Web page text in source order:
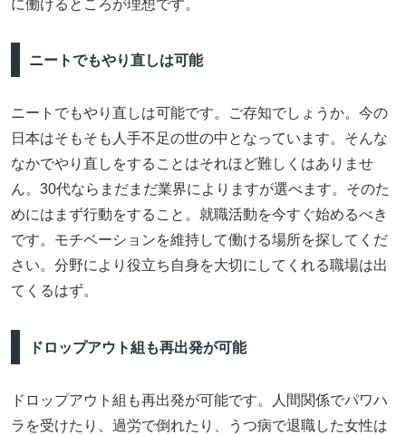
に働けるところが理想です。
ニートでもやり直しは可能
ニートでもやり直しは可能です。ご存知でしょうか。今の
日本はそもそも人手不足の世の中となっています。そんな
なかでやり直しをすることはそれほど難しくはありませ
ん。30代ならまだまだ業界によりますが選べます。そのた
めにはまず行動をすること。就職活動を今すぐ始めるべき
です。モチベーションを維持して働ける場所を探してくだ
さい。分野により役立ち自身を大切にしてくれる職場は出
てくるはず。
ドロップアウト組も再出発が可能
ドロップアウト組も再出発が可能です。人間関係でパワハ
ラを受けたり、過労で倒れたり、うつ病で退職した女性は